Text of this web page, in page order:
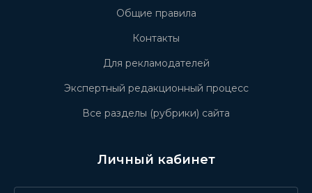
Общие правила
Контакты
Для рекламодателей
Экспертный редакционный процесс
Все разделы (рубрики) сайта
Личный кабинет